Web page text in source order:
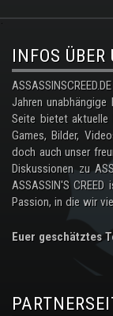
.
INFOS ÜBER
Jahren unabhängige
Seite bietet aktuelle
Games, Bilder,
doch auch unser
Diskussionen zu
ASSASSIN'S
Passion, in die wir
Euer geschätztes